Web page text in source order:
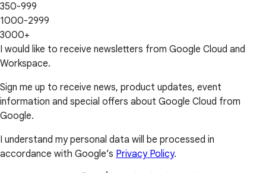
350-999
1000-2999
3000+
I would like to receive newsletters from Google Cloud and
Workspace.
Sign me up to receive news, product updates, event
information and special offers about Google Cloud from
Google.
I understand my personal data will be processed in
accordance with Google’s Privacy Policy.